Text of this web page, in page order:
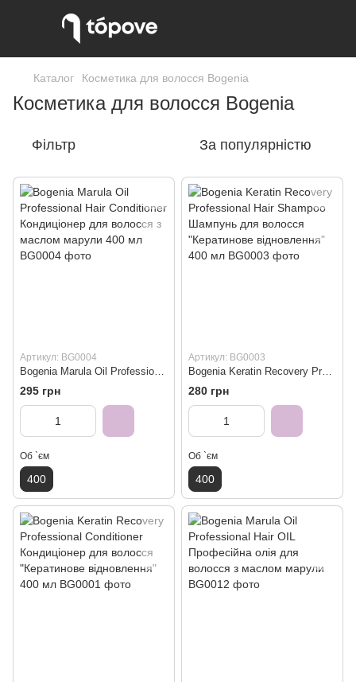
Каталог Косметика для волосся Bogenia
Косметика для волосся Bogenia
Фільтр За популярністю
Артикул: BG0004
Bogenia Marula Oil Professional Hair Conditioner Кондиціонер для волосся з маслом марули 400 мл
295 грн
Об `єм
400
Артикул: BG0003
Bogenia Keratin Recovery Professional Hair Shampoo Шампунь для волосся "Кератинове відновлення" 400 мл
280 грн
Об `єм
400